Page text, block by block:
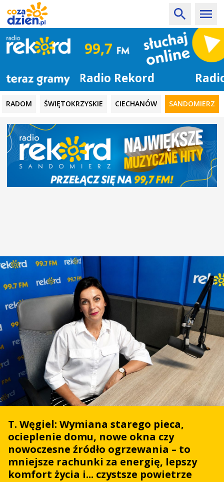
Radio Rekord
RADOM ŚWIĘTOKRZYSKIE CIECHANÓW SANDOMIERZ
T. Węgiel: Wymiana starego pieca,
ocieplenie domu, nowe okna czy
nowoczesne źródło ogrzewania – to
mniejsze rachunki za energię, lepszy
komfort życia i... czystsze powietrze